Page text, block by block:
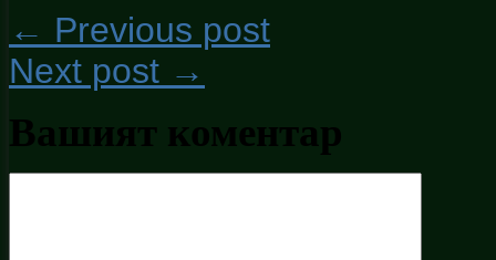
← Previous post
Next post →
Вашият коментар